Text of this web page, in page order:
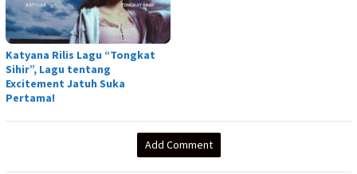
Katyana Rilis Lagu “Tongkat
Sihir”, Lagu tentang
Excitement Jatuh Suka
Pertama!
Add Comment